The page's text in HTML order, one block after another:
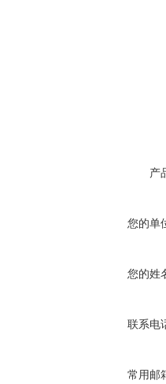
产
您的单
您的姓
联系电
常用邮